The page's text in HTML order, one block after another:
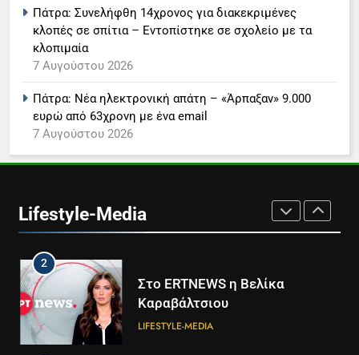
Πάτρα: Συνελήφθη 14χρονος για διακεκριμένες
κλοπές σε σπίτια – Εντοπίστηκε σε σχολείο με τα
κλοπιμαία
7 Αυγούστου 2026
Πάτρα: Νέα ηλεκτρονική απάτη – «Άρπαξαν» 9.000
ευρώ από 63χρονη με ένα email
7 Αυγούστου 2026
Lifestyle-Media
LIFESTYLE-MEDIA
8
Times μαζί σε μια νέα
συνδρομητική πρόταση
LIFESTYLE-MEDIA
1
LIFESTYLE-MEDIA
2
Στο ERTNEWS η Βελίκα
Καραβάλτσιου
LIFESTYLE-MEDIA